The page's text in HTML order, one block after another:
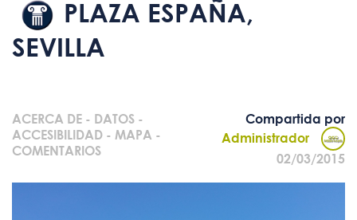
PLAZA ESPAÑA,
SEVILLA
ACERCA DE - DATOS -
ACCESIBILIDAD - MAPA -
COMENTARIOS
Compartida por
Administrador
02/03/2015